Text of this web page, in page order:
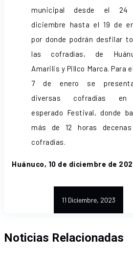
municipal desde el 24
diciembre hasta el 19 de
por donde podrán desfilar
las cofradías, de
Amarilis y Pillco Marca. Para
7 de enero se
diversas cofradías
esperado Festival, donde
más de 12 horas
cofradías.
Huánuco, 10 de diciembre de
11 Diciembre, 2023
Noticias Relacionadas